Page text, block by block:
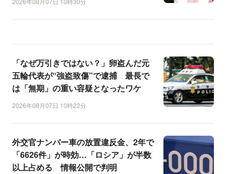
「なぜ万引きではない？」卵盗んだ元
五輪代表が“強盗致傷”で逮捕 最長で
は「無期」の重い容疑となったワケ
2026年08月07日 10時22分
外交官ナンバー車の放置違反金、2年で
「6626件」が時効…「ロシア」が半数
以上占める 情報公開で判明